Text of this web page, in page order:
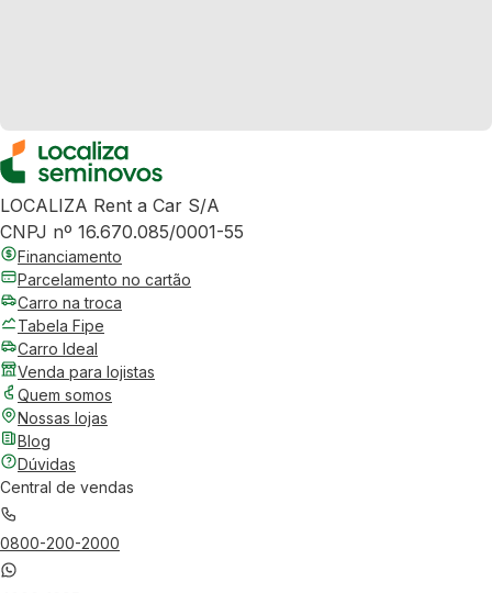
LOCALIZA Rent a Car S/A
CNPJ nº 16.670.085/0001-55
Financiamento
Parcelamento no cartão
Carro na troca
Tabela Fipe
Carro Ideal
Venda para lojistas
Quem somos
Nossas lojas
Blog
Dúvidas
Central de vendas
0800-200-2000